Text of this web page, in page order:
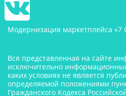
Модернизация маркетплейса «7
Вся представленная на сайте
исключительно
каких условиях не является
определяемой положениями
Гражданского Кодекса